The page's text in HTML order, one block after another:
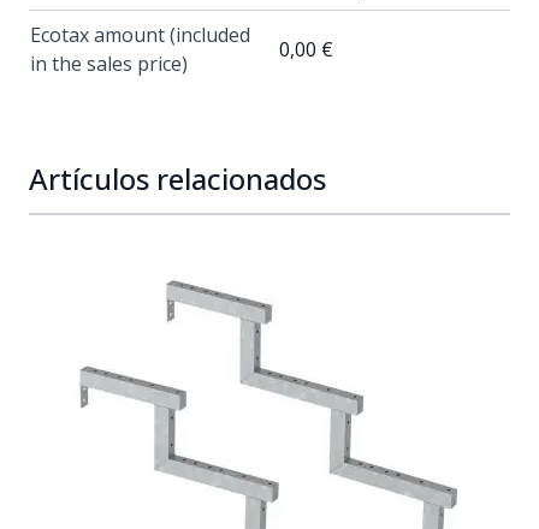
Ecotax amount (included
in the sales price)
0,00 €
Artículos relacionados